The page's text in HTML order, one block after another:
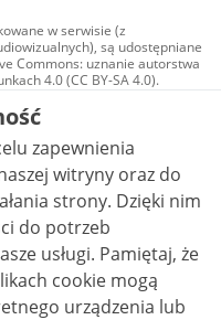
w serwisie (z
są udostępniane
Commons: uznanie autorstwa
4.0 (CC BY-SA 4.0).
w tym zdjęcia, materiały
na licencji typu
autorstwa użycie
zależnych 4.0 (CC BY-
to stwierdzone inaczej.
zapewnienia
witryny oraz do
Dzięki nim
do potrzeb
Pamiętaj, że
cookie mogą
urządzenia lub